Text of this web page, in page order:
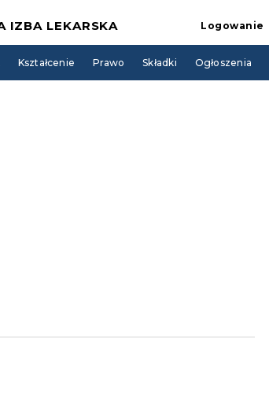
IZBA LEKARSKA Logowanie
Kształcenie Prawo Składki Ogłoszenia